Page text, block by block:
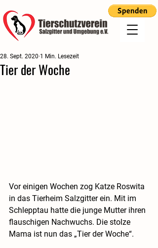
Tier der Woche
28. Sept. 2020 1 Min. Lesezeit
Vor einigen Wochen zog Katze Roswita
in das Tierheim Salzgitter ein. Mit im
Schlepptau hatte die junge Mutter ihren
flauschigen Nachwuchs. Die stolze
Mama ist nun das „Tier der Woche“.